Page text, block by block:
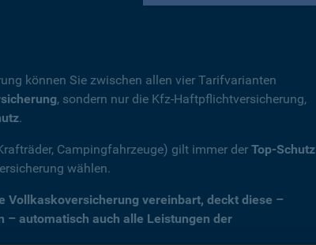
können Sie zwischen allen vier Tarifvarianten
, sondern nur die Kfz-Haftpflichtversicherung,
.
Campingfahrzeuge) gilt immer der Top-Schutz
wählen.
Vollkaskoversicherung vereinbart, deckt diese –
– automatisch auch alle Leistungen der